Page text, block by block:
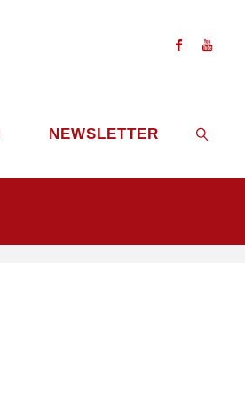
NEWSLETTER